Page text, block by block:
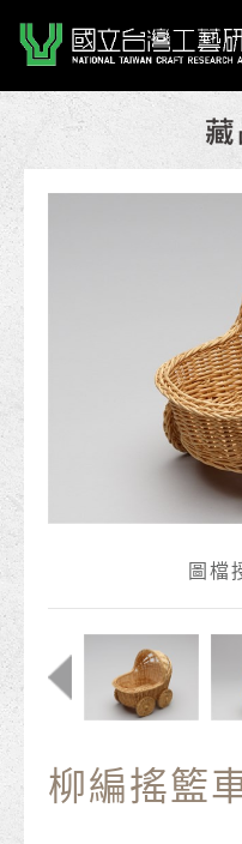
國立臺灣
網頁導覽
圖檔
柳編搖籃